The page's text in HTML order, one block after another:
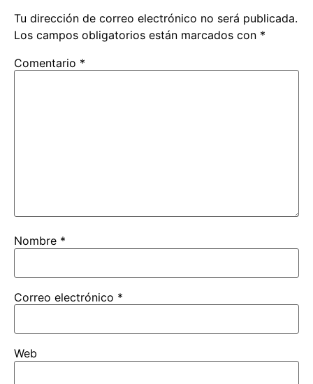
Tu dirección de correo electrónico no será publicada.
Los campos obligatorios están marcados con *
Comentario *
Nombre *
Correo electrónico *
Web